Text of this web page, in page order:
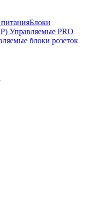
Блоки
Управляемые PRO
блоки розеток